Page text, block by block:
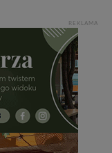
REKLAMA